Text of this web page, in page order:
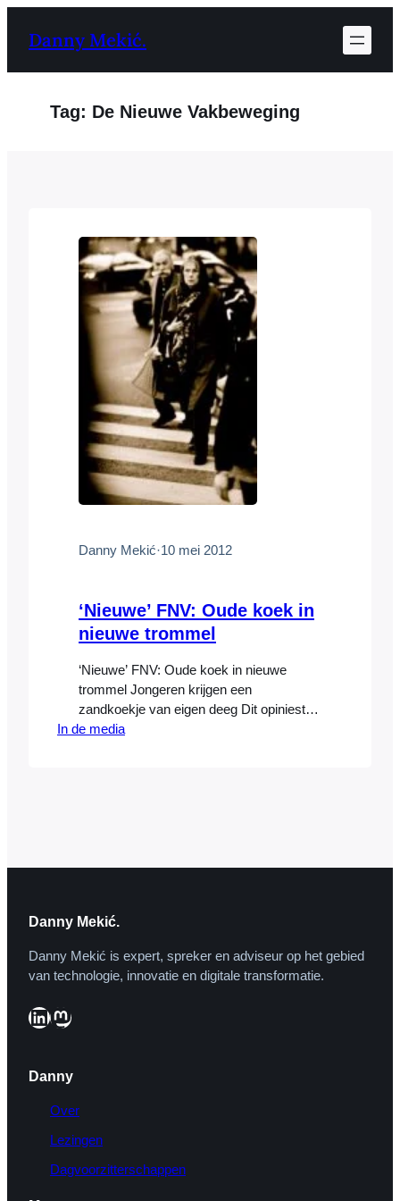
naarDanny Mekić.
Tag: De Nieuwe Vakbeweging
Danny Mekić·10 mei 2012
‘Nieuwe’ FNV: Oude koek in
nieuwe trommel
‘Nieuwe’ FNV: Oude koek in nieuwe
trommel Jongeren krijgen een
zandkoekje van eigen deeg Dit opiniestuk
werd 9 mei 2012 gepubliceerd in dagblad
arbeidsvoorwaarden en -omstandigheden
In de media
Danny Mekić.
Danny Mekić is expert, spreker en adviseur op het gebied
van technologie, innovatie en digitale transformatie.
LinkedIn Mastodon
Danny
Over
Lezingen
Dagvoorzitterschappen